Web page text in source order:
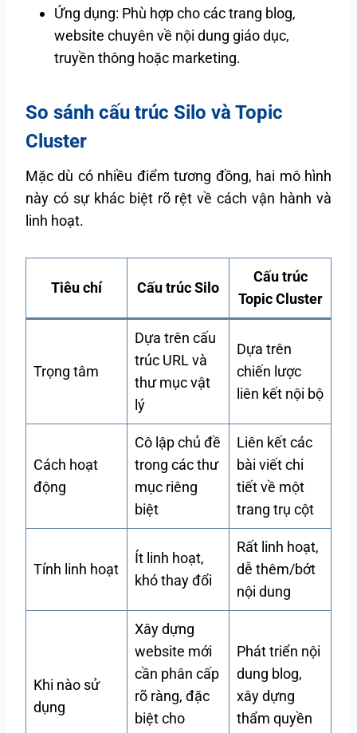
Ứng dụng: Phù hợp cho các trang blog,
website chuyên về nội dung giáo dục,
truyền thông hoặc marketing.
So sánh cấu trúc Silo và Topic
Cluster
Mặc dù có nhiều điểm tương đồng, hai mô hình
này có sự khác biệt rõ rệt về cách vận hành và
linh hoạt.
Tiêu chí Cấu trúc Silo
Cấu trúc
Topic Cluster
Trọng tâm
Dựa trên cấu
trúc URL và
thư mục vật
lý
Dựa trên
chiến lược
liên kết nội bộ
Cách hoạt
động
Cô lập chủ đề
trong các thư
mục riêng
biệt
Liên kết các
bài viết chi
tiết về một
trang trụ cột
Tính linh hoạt
Ít linh hoạt,
khó thay đổi
Rất linh hoạt,
dễ thêm/bớt
nội dung
Khi nào sử
dụng
Xây dựng
website mới
cần phân cấp
rõ ràng, đặc
biệt cho
Phát triển nội
dung blog,
xây dựng
thẩm quyền